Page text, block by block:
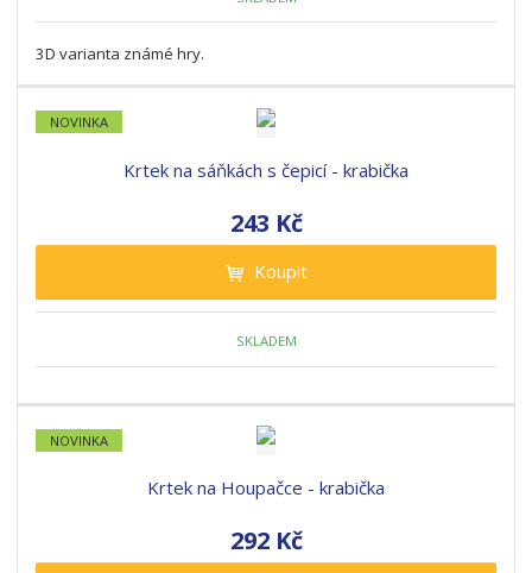
3D varianta známé hry.
NOVINKA
Krtek na sáňkách s čepicí - krabička
243 Kč
Koupit
SKLADEM
NOVINKA
Krtek na Houpačce - krabička
292 Kč